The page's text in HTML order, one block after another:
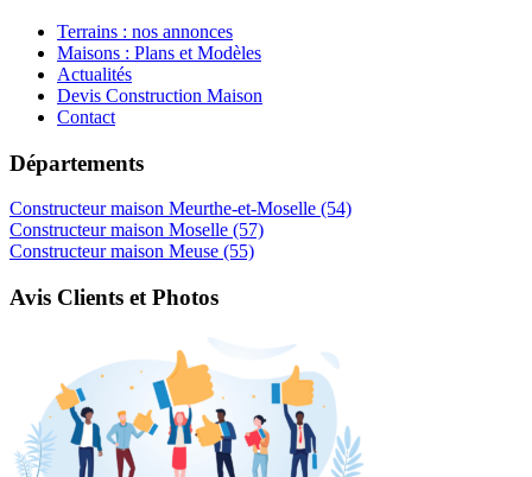
Terrains : nos annonces
Maisons : Plans et Modèles
Actualités
Devis Construction Maison
Contact
Départements
Constructeur maison Meurthe-et-Moselle (54)
Constructeur maison Moselle (57)
Constructeur maison Meuse (55)
Avis Clients et Photos